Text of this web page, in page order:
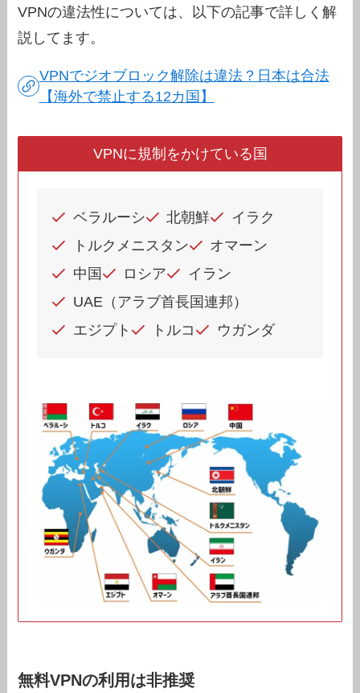
VPNの違法性については、以下の記事で詳しく解
説してます。
VPNでジオブロック解除は違法？日本は合法
【海外で禁止する12カ国】
VPNに規制をかけている国
ベラルーシ 北朝鮮
イラク
トルクメニスタン
オマーン
中国
ロシア
イラン
UAE（アラブ首長国連邦）
エジプト
トルコ ウガンダ
無料VPNの利用は非推奨